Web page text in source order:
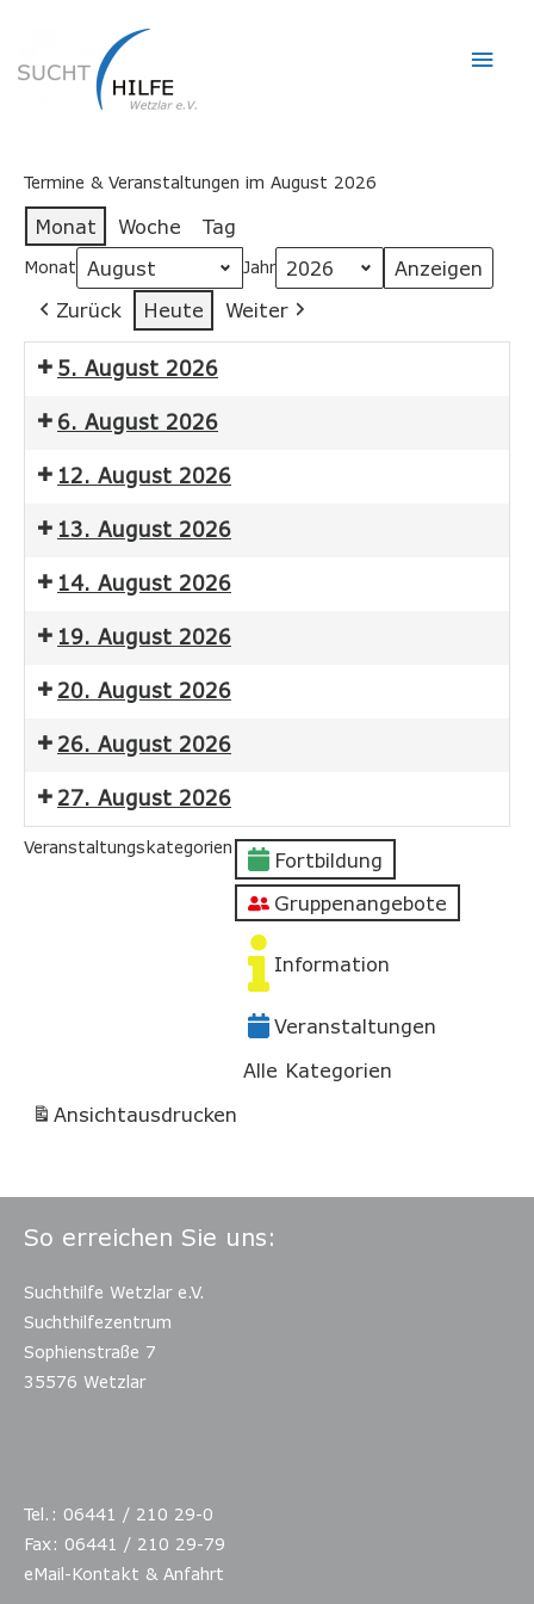
Termine & Veranstaltungen im August 2026
Monat Woche Tag
Monat Jahr
Zurück Heute Weiter
5. August 2026
6. August 2026
12. August 2026
13. August 2026
14. August 2026
19. August 2026
20. August 2026
26. August 2026
27. August 2026
Veranstaltungskategorien
Fortbildung
Gruppenangebote
Information
Veranstaltungen
Alle Kategorien
Ansichtausdrucken
So erreichen Sie uns:
Suchthilfe Wetzlar e.V.
Suchthilfezentrum
Sophienstraße 7
35576 Wetzlar
Tel.: 06441 / 210 29-0
Fax: 06441 / 210 29-79
eMail-Kontakt & Anfahrt